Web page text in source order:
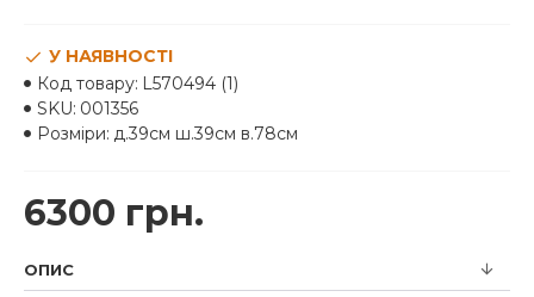
6300 грн.
У НАЯВНОСТІ
Код товару: L570494 (1)
SKU: 001356
Розміри: д.39см ш.39см в.78см
ОПИС